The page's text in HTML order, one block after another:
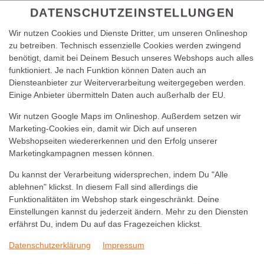
VIO BIO LIMO ORANGE
DATENSCHUTZEINSTELLUNGEN
Wir nutzen Cookies und Dienste Dritter, um unseren Onlineshop
zu betreiben. Technisch essenzielle Cookies werden zwingend
benötigt, damit bei Deinem Besuch unseres Webshops auch alles
funktioniert. Je nach Funktion können Daten auch an
Diensteanbieter zur Weiterverarbeitung weitergegeben werden.
Einige Anbieter übermitteln Daten auch außerhalb der EU.
Wir nutzen Google Maps im Onlineshop. Außerdem setzen wir
Marketing-Cookies ein, damit wir Dich auf unseren
Webshopseiten wiedererkennen und den Erfolg unserer
Marketingkampagnen messen können.
Du kannst der Verarbeitung widersprechen, indem Du "Alle
ablehnen" klickst. In diesem Fall sind allerdings die
Funktionalitäten im Webshop stark eingeschränkt. Deine
Einstellungen kannst du jederzeit ändern. Mehr zu den Diensten
erfährst Du, indem Du auf das Fragezeichen klickst.
Datenschutzerklärung Impressum